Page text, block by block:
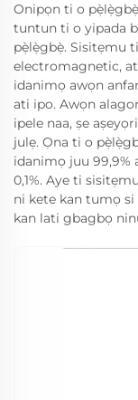
Onipọn ti o
tuntun ti o yipada
pẹ̀lẹ̀gbẹ̀. Sisitẹmu
electromagnetic,
idanimọ awọn
ati ipo. Awọn
ipele naa, ṣe
julẹ. Ọna ti o
idanimọ juu 99,9%
0,1%. Aye ti
ni kete kan tumọ si
kan lati gbagbọ